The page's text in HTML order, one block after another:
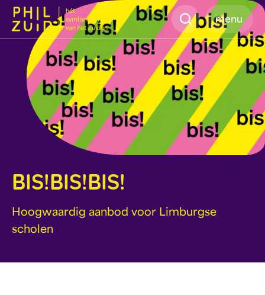
Zoeken
menu
BIS!BIS!BIS!
Hoogwaardig aanbod voor Limburgse
scholen